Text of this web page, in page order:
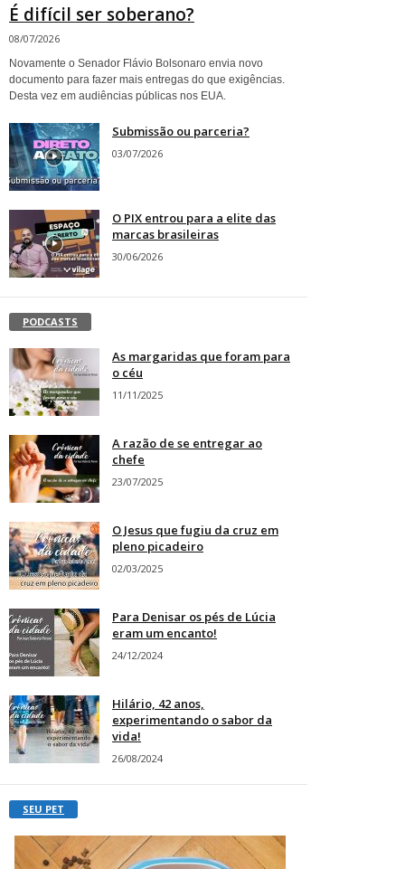
É difícil ser soberano?
08/07/2026
Novamente o Senador Flávio Bolsonaro envia novo
documento para fazer mais entregas do que exigências.
Desta vez em audiências públicas nos EUA.
Submissão ou parceria?
03/07/2026
O PIX entrou para a elite das
marcas brasileiras
30/06/2026
PODCASTS
As margaridas que foram para
o céu
11/11/2025
A razão de se entregar ao
chefe
23/07/2025
O Jesus que fugiu da cruz em
pleno picadeiro
02/03/2025
Para Denisar os pés de Lúcia
eram um encanto!
24/12/2024
Hilário, 42 anos,
experimentando o sabor da
vida!
26/08/2024
SEU PET